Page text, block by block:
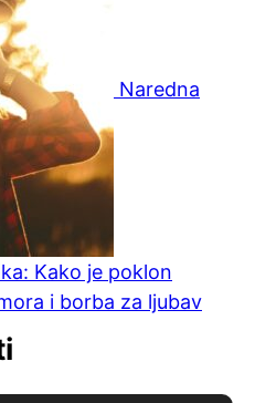
Naredna
Kako je poklon
i borba za ljubav